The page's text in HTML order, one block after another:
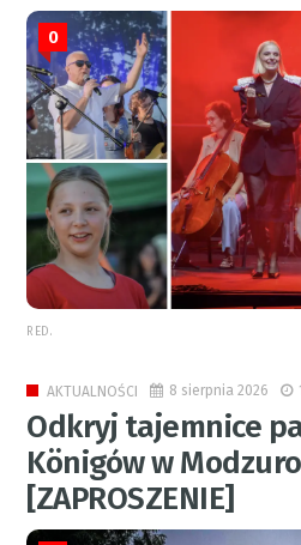
0
RED.
AKTUALNOŚCI 8 sierpnia 2026
Odkryj tajemnice
Königów w
[ZAPROSZENIE]